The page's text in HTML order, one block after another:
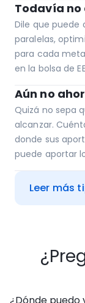
Leer más
Todavía no
Dile que puede
paralelas,
para cada
en la bolsa de
Aún no
Quizá no sepa
alcanzar.
donde sus
puede aportar